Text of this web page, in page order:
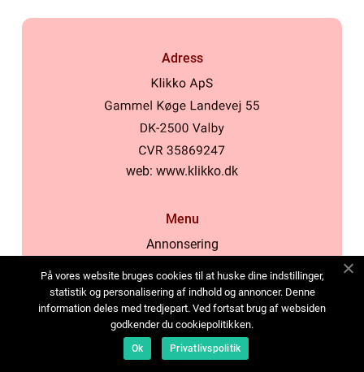
Adress
web: www.klikko.dk
Menu
Annonsering
Cookies
Kontakta oss
Sitemap
På vores website bruges cookies til at huske dine indstillinger,
statistik og personalisering af indhold og annoncer. Denne
information deles med tredjepart. Ved fortsat brug af websiden
godkender du cookiepolitikken.
Ok Privatlivspolitik